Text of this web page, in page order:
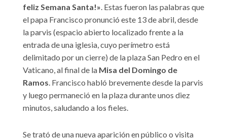
feliz Semana Santa!». Estas fueron las palabras que
el papa Francisco pronunció este 13 de abril, desde
la parvis (espacio abierto localizado frente a la
entrada de una iglesia, cuyo perímetro está
delimitado por un cierre) de la plaza San Pedro en el
Vaticano, al final de la Misa del Domingo de
Ramos. Francisco habló brevemente desde la parvis
y luego permaneció en la plaza durante unos diez
minutos, saludando a los fieles.
Se trató de una nueva aparición en público o visita